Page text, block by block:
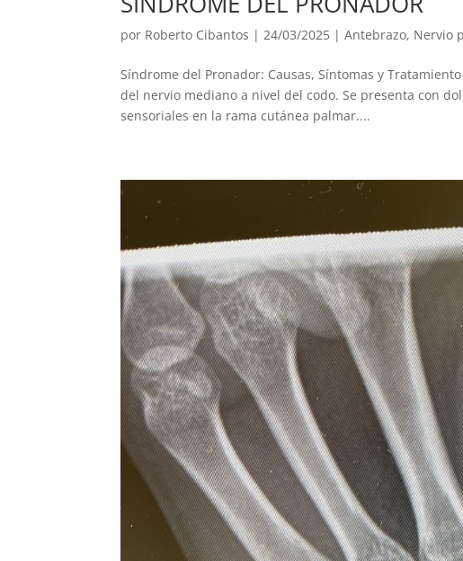
por Roberto Cibantos | 24/03/2025 |Antebrazo, Nervio
Síndrome del Pronador: Causas, Síntomas y
del nervio mediano a nivel del codo. Se presenta con
sensoriales en la rama cutánea palmar....